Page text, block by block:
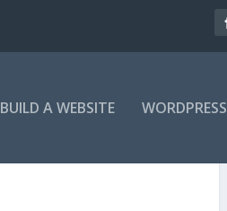
BUILD A WEBSITE WORDPRESS